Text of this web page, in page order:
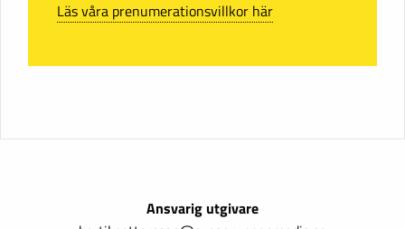
Läs våra prenumerationsvillkor här
Ansvarig utgivare